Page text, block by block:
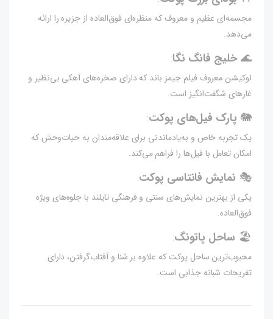
مجسمه‌ای عظیم و معروف که منظره‌ای فوق‌العاده از جزیره را ارائه
می‌دهد.
🌊خلیج فانگ نگا:
لوکیشن معروف فیلم جیمز باند که دارای صخره‌های آهکی بی‌نظیر و
غارهای شگفت‌انگیز است.
🐘 پارک فیل‌های پوکت:
یک تجربه خاص و به‌یادماندنی برای علاقه‌مندان به حیات‌وحش که
امکان تعامل با فیل‌ها را فراهم می‌کند.
🎭 نمایش فانتاسی پوکت:
یکی از بهترین نمایش‌های سنتی و فرهنگی تایلند با جلوه‌های ویژه
فوق‌العاده.
🏖 ساحل پاتونگ:
محبوب‌ترین ساحل پوکت که علاوه بر شنا و آفتاب‌گرفتن، دارای
تفریحات شبانه جذابی است.